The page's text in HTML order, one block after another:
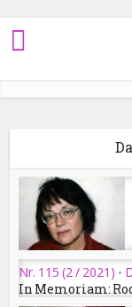
Nr. 115 (2 / 2021) •
In Memoriam: